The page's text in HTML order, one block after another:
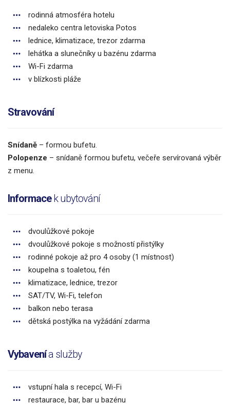
rodinná atmosféra hotelu
nedaleko centra letoviska Potos
lednice, klimatizace, trezor zdarma
lehátka a slunečníky u bazénu zdarma
Wi-Fi zdarma
v blízkosti pláže
Stravování
Snídaně – formou bufetu.
Polopenze – snídaně formou bufetu, večeře servírovaná výběr
z menu.
Informacek ubytování
dvoulůžkové pokoje
dvoulůžkové pokoje s možností přistýlky
rodinné pokoje až pro 4 osoby (1 místnost)
koupelna s toaletou, fén
klimatizace, lednice, trezor
SAT/TV, Wi-Fi, telefon
balkon nebo terasa
dětská postýlka na vyžádání zdarma
Vybavenía služby
vstupní hala s recepcí, Wi-Fi
restaurace, bar, bar u bazénu